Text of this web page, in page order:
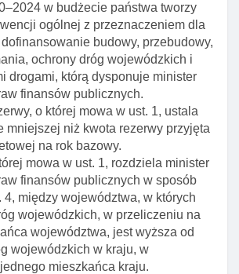
w budżecie państwa tworzy
ogólnej z przeznaczeniem dla
budowy, przebudowy,
ochrony dróg wojewódzkich i
drogami, którą dysponuje minister
finansów publicznych.
o której mowa w ust. 1, ustala
mniejszej niż kwota rezerwy przyjęta
na rok bazowy.
mowa w ust. 1, rozdziela minister
finansów publicznych w sposób
4, między województwa, w których
wojewódzkich, w przeliczeniu na
województwa, jest wyższa od
wojewódzkich w kraju, w
mieszkańca kraju.
I tryb ustalania kwot częśCI
udziału we wpływach z podatku
osób fizycznych oraz podatku
osób prawnych I wpłat dla nowych
terytorialnego
obliczania częśCI subwencji ogólnej
samorządu terytorialnego I
częśCI subwencji ogólnej,
we wpływach z podatku
gmin, powiatów a wskaźnik
z podatku dochodowego od